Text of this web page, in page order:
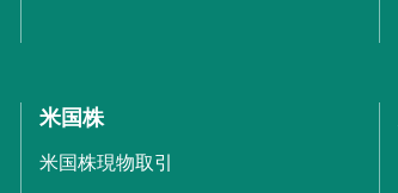
米国株
米国株現物取引